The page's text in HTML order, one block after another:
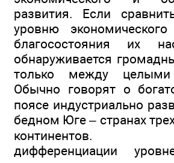
развития. Если
уровню
благосостояния их
обнаруживается
только между целыми
Обычно говорят о
поясе индустриально
бедном Юге – странах
континентов.
дифференциации